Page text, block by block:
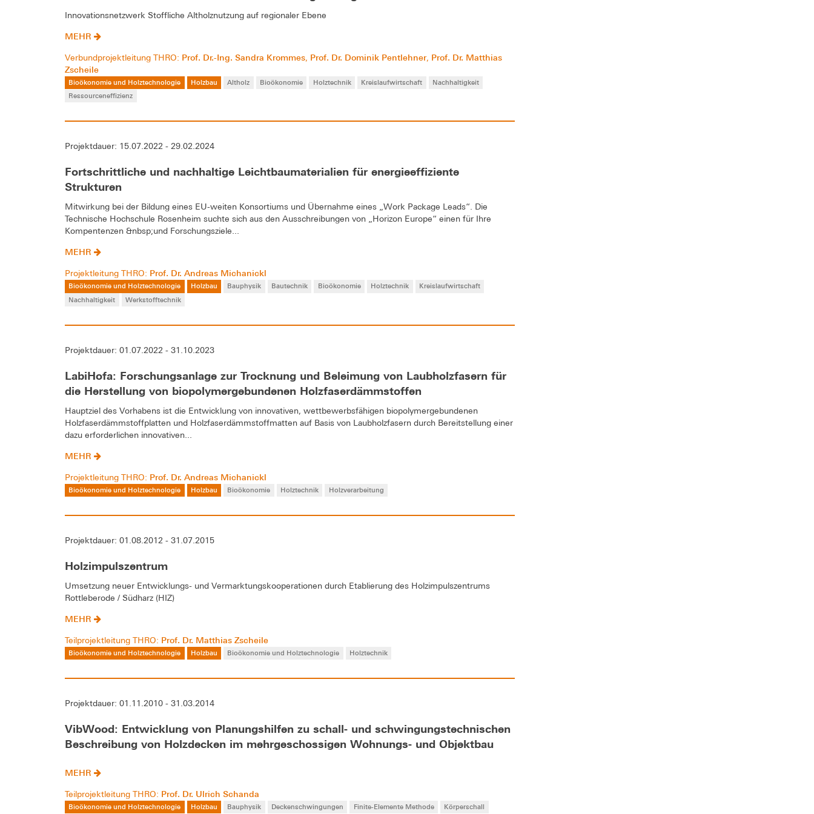
Innovationsnetzwerk Stoffliche Altholznutzung auf regionaler Ebene
MEHR
Verbundprojektleitung THRO: Prof. Dr.-Ing. Sandra Krommes, Prof. Dr. Dominik Pentlehner, Prof. Dr. Matthias
Zscheile
Bioökonomie und Holztechnologie Holzbau Altholz Bioökonomie Holztechnik Kreislaufwirtschaft
Nachhaltigkeit
Ressourceneffizienz
Projektdauer: 15.07.2022 - 29.02.2024
Fortschrittliche und nachhaltige Leichtbaumaterialien für energieeffiziente
Strukturen
Mitwirkung bei der Bildung eines EU-weiten Konsortiums und Übernahme eines „Work Package Leads“. Die
Technische Hochschule Rosenheim suchte sich aus den Ausschreibungen von „Horizon Europe“ einen für Ihre
Kompentenzen &nbsp;und Forschungsziele...
MEHR
Projektleitung THRO: Prof. Dr. Andreas Michanickl
Bioökonomie und Holztechnologie Holzbau Bauphysik Bautechnik Bioökonomie Holztechnik
Kreislaufwirtschaft
Nachhaltigkeit
Werkstofftechnik
Projektdauer: 01.07.2022 - 31.10.2023
LabiHofa: Forschungsanlage zur Trocknung und Beleimung von Laubholzfasern für
die Herstellung von biopolymergebundenen Holzfaserdämmstoffen
Hauptziel des Vorhabens ist die Entwicklung von innovativen, wettbewerbsfähigen biopolymergebundenen
Holzfaserdämmstoffplatten und Holzfaserdämmstoffmatten auf Basis von Laubholzfasern durch Bereitstellung einer
dazu erforderlichen innovativen...
MEHR
Projektleitung THRO: Prof. Dr. Andreas Michanickl
Bioökonomie und Holztechnologie Holzbau Bioökonomie Holztechnik Holzverarbeitung
Projektdauer: 01.08.2012 - 31.07.2015
Holzimpulszentrum
Umsetzung neuer Entwicklungs- und Vermarktungskooperationen durch Etablierung des Holzimpulszentrums
Rottleberode / Südharz (HIZ)
MEHR
Teilprojektleitung THRO: Prof. Dr. Matthias Zscheile
Bioökonomie und Holztechnologie Holzbau Bioökonomie und Holztechnologie Holztechnik
Projektdauer: 01.11.2010 - 31.03.2014
VibWood: Entwicklung von Planungshilfen zu schall- und schwingungstechnischen
Beschreibung von Holzdecken im mehrgeschossigen Wohnungs- und Objektbau
MEHR
Teilprojektleitung THRO: Prof. Dr. Ulrich Schanda
Bioökonomie und Holztechnologie Holzbau Bauphysik Deckenschwingungen Finite-Elemente Methode Körperschall